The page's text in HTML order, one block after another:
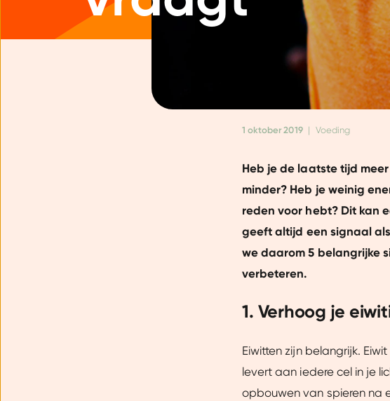
1 oktober 2019 | Voeding
Heb je de laatste tijd
minder? Heb je weinig
reden voor hebt? Dit kan
geeft altijd een signaal
we daarom 5 belangrijke
verbeteren.
1. Verhoog je
Eiwitten zijn belangrijk.
levert aan iedere cel in je
opbouwen van spieren na